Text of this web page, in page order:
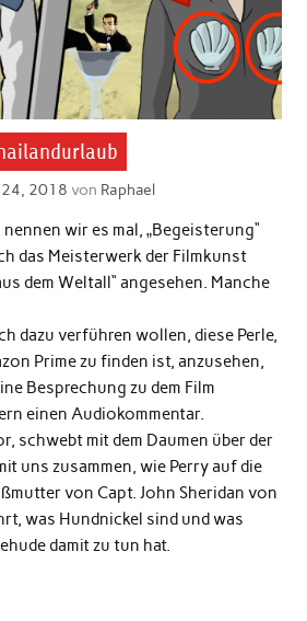
24, 2018 von Raphael
wir es mal, „Begeisterung“
das Meisterwerk der Filmkunst
dem Weltall“ angesehen. Manche
dazu verführen wollen, diese Perle,
Prime zu finden ist, anzusehen,
Besprechung zu dem Film
einen Audiokommentar.
schwebt mit dem Daumen über der
uns zusammen, wie Perry auf die
von Capt. John Sheridan von
was Hundnickel sind und was
damit zu tun hat.